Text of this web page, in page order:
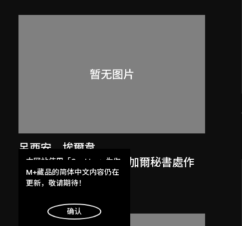
呂西安．埃爾韋
勒．柯比意於印度昌迪加爾秘書處作
畫
本网站使用「Cookies」为你
提供最好的网站体验。
了解更多
明白
M+藏品的简体中文内容仍在
更新，敬请期待！
确认